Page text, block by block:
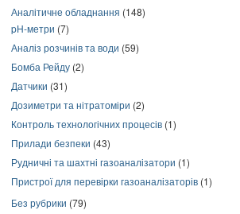
Аналітичне обладнання (148)
pH-метри (7)
Аналіз розчинів та води (59)
Бомба Рейду (2)
Датчики (31)
Дозиметри та нітратоміри (2)
Контроль технологічних процесів (1)
Прилади безпеки (43)
Рудничні та шахтні газоаналізатори (1)
Пристрої для перевірки газоаналізаторів (1)
Без рубрики (79)